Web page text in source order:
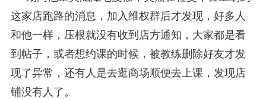
这家店跑路的消息，加入维权群后才发现，好多人
和他一样，压根就没有收到店方通知，大家都是看
到帖子，或者想约课的时候，被教练删除好友才发
现了异常，还有人是去逛商场顺便去上课，发现店
铺没有人了。